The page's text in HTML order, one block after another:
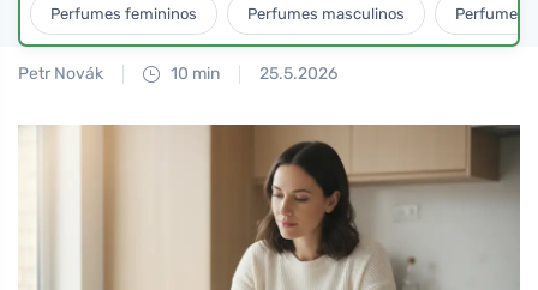
Perfumes femininos Perfumes masculinos Perfumes
Petr Novák 10 min 25.5.2026